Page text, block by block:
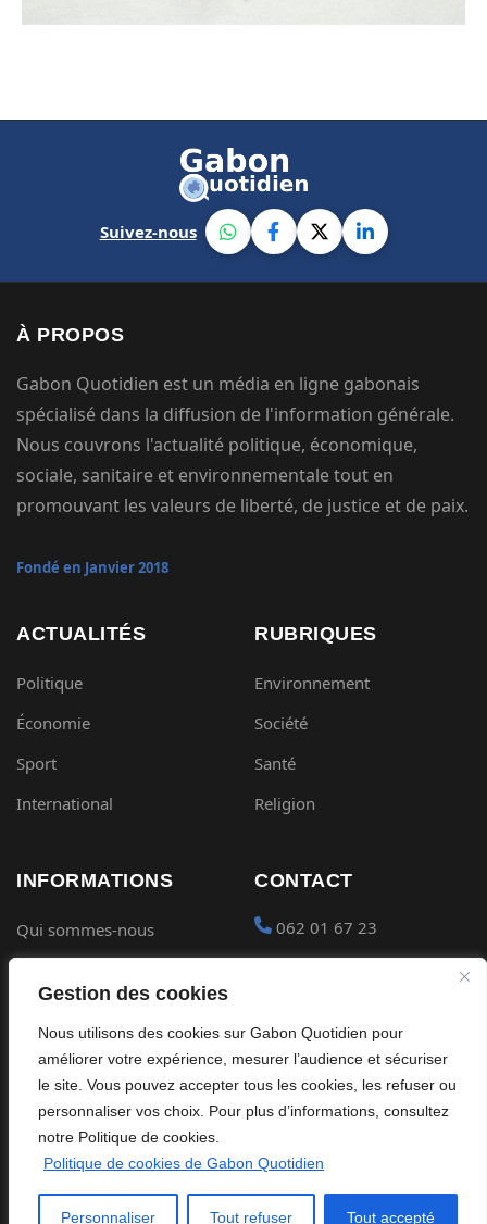
Gestion des cookies
Nous utilisons des cookies sur Gabon Quotidien pour
améliorer votre expérience, mesurer l’audience et sécuriser
le site. Vous pouvez accepter tous les cookies, les refuser ou
personnaliser vos choix. Pour plus d’informations, consultez
notre Politique de cookies.
Politique de cookies de Gabon Quotidien
Personnaliser Tout refuser Tout accepté
Suivez-nous
À PROPOS
Gabon Quotidien est un média en ligne gabonais
spécialisé dans la diffusion de l'information générale.
Nous couvrons l'actualité politique, économique,
sociale, sanitaire et environnementale tout en
promouvant les valeurs de liberté, de justice et de paix.
Fondé en Janvier 2018
ACTUALITÉS
Politique
Économie
Sport
International
RUBRIQUES
Environnement
Société
Santé
Religion
INFORMATIONS
Qui sommes-nous
Confidentialité
Cookies
CONTACT
062 01 67 23
Placer une Pub
Devenir partenaire
©2026Gabon Quotidien. Tous droits réservés.